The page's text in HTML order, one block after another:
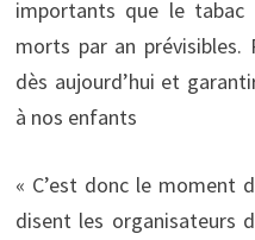
importants que le tabac
morts par an
dès aujourd’hui et
à nos enfants
« C’est donc le moment
disent les organisateurs